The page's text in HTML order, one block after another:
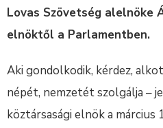
Lovas Szövetség alelnöke
elnöktől a Parlamentben.
Aki gondolkodik, kérdez,
népét, nemzetét szolgálja –
köztársasági elnök a március